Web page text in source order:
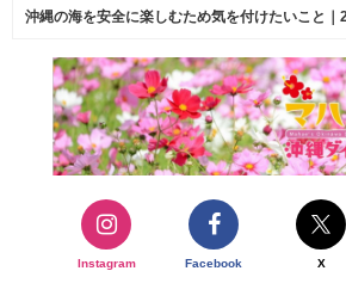
沖縄の海を安全に楽しむため気を付けたいこと｜
Instagram Facebook X